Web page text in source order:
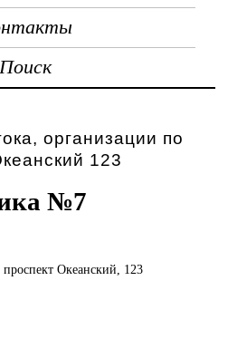
Поиск
организации по
123
№7
проспект Океанский, 123